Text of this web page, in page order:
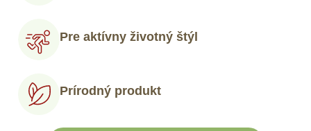
Pre aktívny životný štýl
Prírodný produkt